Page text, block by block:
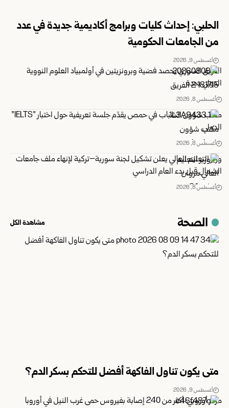
الحلبي: إحداث كليات وبرامج أكاديمية جديدة في عدد
من الجامعات الحكومية
أغسطس 9, 2026
الفريق السوري يحصد فضية وبرونزيتين في أولمبياد العلوم النووية
الدولي ‏بجدة
أغسطس 8, 2026
مكتب شؤون الشباب في حمص يقدّم جلسة تعريفية حول اختبار ‏”‏IELTS‏”‏‏
الدولي
أغسطس 8, 2026
وزير التعليم العالي يعلن تشكيل لجنة سورية–تركية لإنهاء ملف جامعات
الشمال قبل بدء العام الدراسي
أغسطس 8, 2026
الصحة مشاهدة الكل
متى يكون تناول الفاكهة أفضل للتحكم بسكر الدم؟
أغسطس 9, 2026
مركز أوروبي: أكثر من 240 إصابة بفيروس حمى غرب النيل في أوروبا